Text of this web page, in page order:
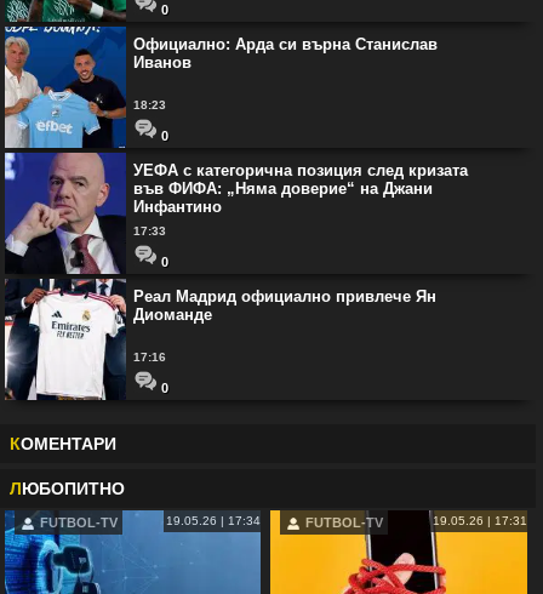
0
Официално: Арда си върна Станислав
Иванов
18:23
0
УЕФА с категорична позиция след кризата
във ФИФА: „Няма доверие“ на Джани
Инфантино
17:33
0
Реал Мадрид официално привлече Ян
Диоманде
17:16
0
КОМЕНТАРИ
ЛЮБОПИТНО
FUTBOL-TV 19.05.26 | 17:34 FUTBOL-TV 19.05.26 | 17:31